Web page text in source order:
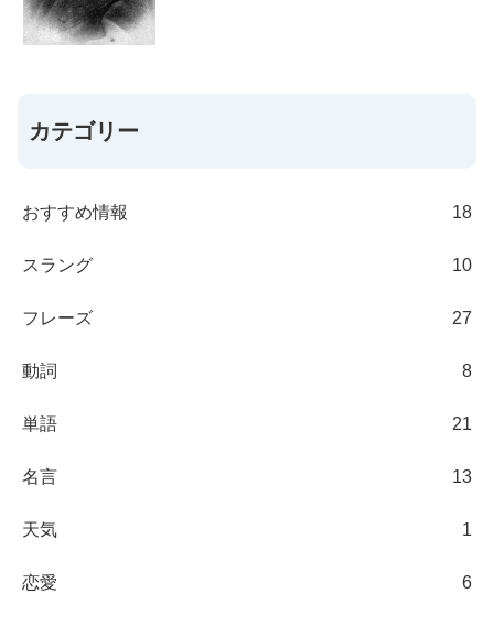
カテゴリー
おすすめ情報 18
スラング 10
フレーズ 27
動詞 8
単語 21
名言 13
天気 1
恋愛 6